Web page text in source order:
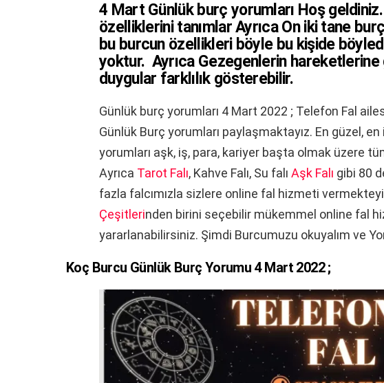
4 Mart Günlük burç yorumları Hoş geldiniz.
özelliklerini tanımlar Ayrıca On iki tane burç
bu burcun özellikleri böyle bu kişide
yoktur. Ayrıca Gezegenlerin
duygular farklılık gösterebilir.
Günlük burç yorumları 4 Mart 2022 ; Telefon Fal
Günlük Burç yorumları paylaşmaktayız. En güzel,
yorumları aşk, iş, para, kariyer başta olmak üzere
Ayrıca Tarot Falı, Kahve Falı, Su falı Aşk Falı gibi 80
fazla falcımızla sizlere online fal hizmeti
Çeşitlerinden birini seçebilir mükemmel online fal
yararlanabilirsiniz. Şimdi Burcumuzu okuyalım ve
Koç Burcu Günlük Burç Yorumu 4 Mart 2022 ;